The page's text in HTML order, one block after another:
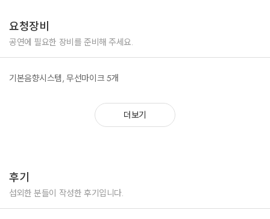
뮤지컬 [ 알라딘 ] - A Whold New World
뮤지컬 [ 맨 오브 라만차 ] - 이룰 수 없는 꿈
요청장비
공연에 필요한 장비를 준비해 주세요.
기본음향시스템, 무선마이크 5개
더보기
후기
섭외한 분들이 작성한 후기입니다.